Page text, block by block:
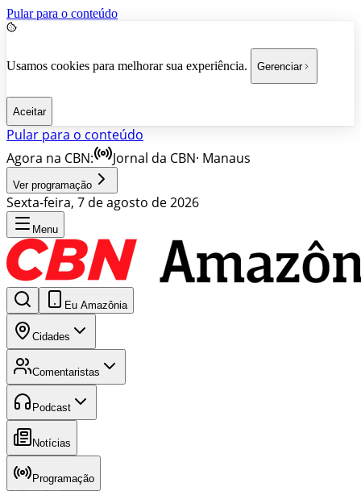
Pular para o conteúdo
Usamos cookies para melhorar sua experiência. Gerenciar
Aceitar
Pular para o conteúdo
Agora na CBN:
Jornal da CBN· Manaus
Ver programação
Sexta-feira, 7 de agosto de 2026
Menu
Eu Amazônia
Cidades
Comentaristas
Podcast
Notícias
Programação